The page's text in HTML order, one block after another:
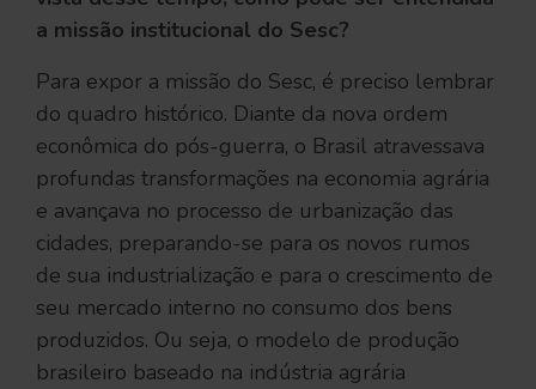
a missão institucional do Sesc?
Para expor a missão do Sesc, é preciso lembrar
do quadro histórico. Diante da nova ordem
econômica do pós-guerra, o Brasil atravessava
profundas transformações na economia agrária
e avançava no processo de urbanização das
cidades, preparando-se para os novos rumos
de sua industrialização e para o crescimento de
seu mercado interno no consumo dos bens
produzidos. Ou seja, o modelo de produção
brasileiro baseado na indústria agrária